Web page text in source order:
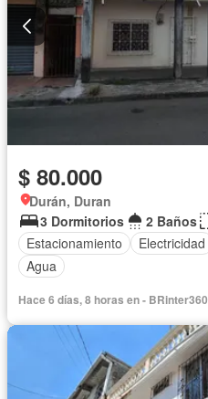
$ 80.000
Durán, Duran
3 Dormitorios
2 Baños
Estacionamiento
Electricidad
Agua
Hace 6 días, 8 horas en - BRinter360